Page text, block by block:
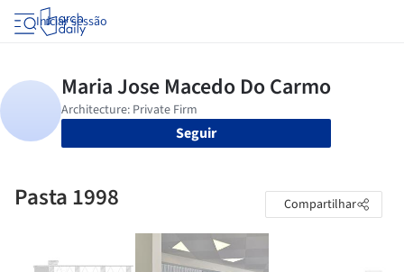
Iniciar sessão
Seguir
Pasta 1998 Compartilhar